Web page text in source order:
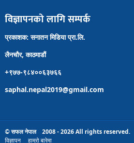
विज्ञापनको लागि सम्पर्क
प्रकाशक: सनातन मिडिया प्रा.लि.
लैनचौर, काठमाडौं
+९७७-९८४००६३७६६
saphal.nepal2019@gmail.com
© सफल नेपाल 2008 - 2026 All rights reserved.
विज्ञापन
हाम्रो बारेमा